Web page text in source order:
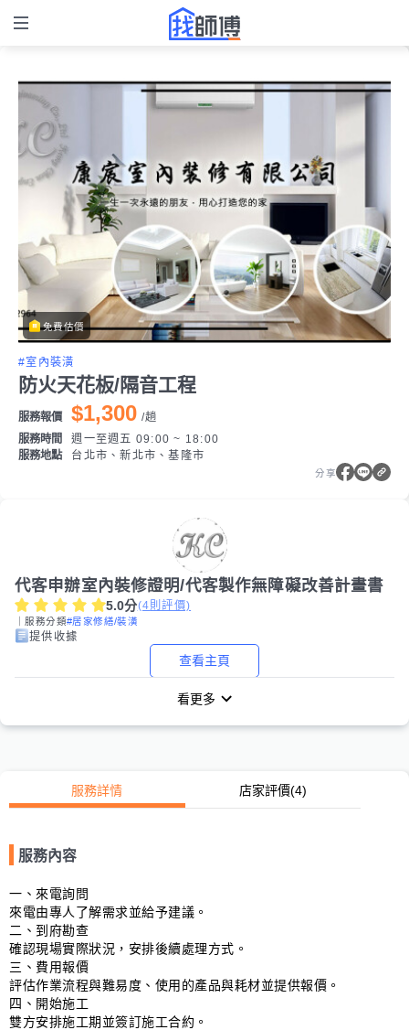
免費估價
#室內裝潢
防火天花板/隔音工程
服務報價 $1,300 /趟
服務時間
週一至週五 09:00 ~ 18:00
服務地點
台北市、新北市、基隆市
分享
代客申辦室內裝修證明/代客製作無障礙改善計畫書
5.0分(4則評價)
｜服務分類#居家修繕/裝潢
提供收據
查看主頁
看更多
服務詳情 店家評價(4)
服務內容
一、來電詢問
來電由專人了解需求並給予建議。
二、到府勘查
確認現場實際狀況，安排後續處理方式。
三、費用報價
評估作業流程與難易度、使用的產品與耗材並提供報價。
四、開始施工
雙方安排施工期並簽訂施工合約。